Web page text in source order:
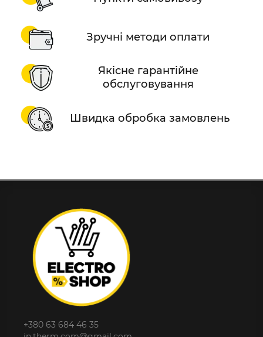
Зручні методи оплати
Якісне гарантійне
обслуговування
Швидка обробка замовлень
+380 63 684 46 35